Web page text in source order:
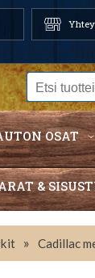
OSAT
&
» Cadillac